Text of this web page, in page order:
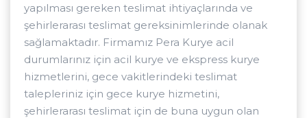
yapılması gereken teslimat ihtiyaçlarında ve
şehirlerarası teslimat gereksinimlerinde olanak
sağlamaktadır. Firmamız Pera Kurye acil
durumlarınız için acil kurye ve ekspress kurye
hizmetlerini, gece vakitlerindeki teslimat
talepleriniz için gece kurye hizmetini,
şehirlerarası teslimat için de buna uygun olan